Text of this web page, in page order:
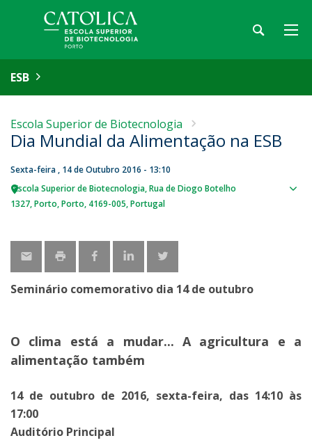
ESB
Escola Superior de Biotecnologia
Dia Mundial da Alimentação na ESB
Sexta-feira , 14 de Outubro 2016 - 13:10
Escola Superior de Biotecnologia Rua de Diogo Botelho
1327 Porto Porto 4169-005 Portugal
Seminário comemorativo dia 14 de outubro
O clima está a mudar... A agricultura e a
alimentação também
14 de outubro de 2016, sexta-feira, das 14:10 às
17:00
Auditório Principal